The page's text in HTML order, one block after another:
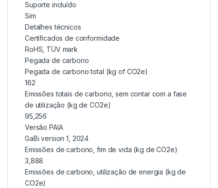
Suporte incluído
Sim
Detalhes técnicos
Certificados de conformidade
RoHS, TÜV mark
Pegada de carbono
Pegada de carbono total (kg of CO2e)
162
Emissões totais de carbono, sem contar com a fase
de utilização (kg de CO2e)
95,256
Versão PAIA
GaBi version 1, 2024
Emissões de carbono, fim de vida (kg de CO2e)
3,888
Emissões de carbono, utilização de energia (kg de
CO2e)